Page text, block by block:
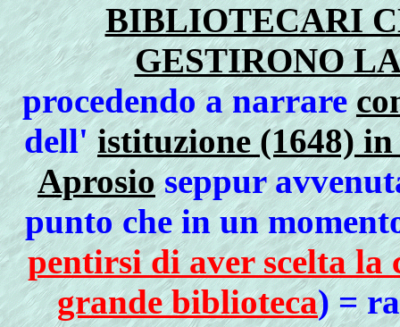
BIBLIOTECARI
GESTIRONO
procedendo a narrare
dell'istituzione (1648)
Aprosioseppur
punto che in un
pentirsi di aver scelta la
grande biblioteca) =